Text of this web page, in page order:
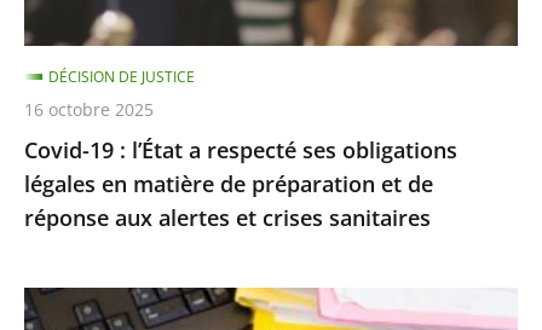
légales
en
matière
de
préparation
et
de
aux
alertes
Covid-19 : l’État a respecté ses obligations
légales en matière de préparation et de
réponse aux alertes et crises sanitaires
DÉCISION DE JUSTICE
16 octobre 2025
Exécution